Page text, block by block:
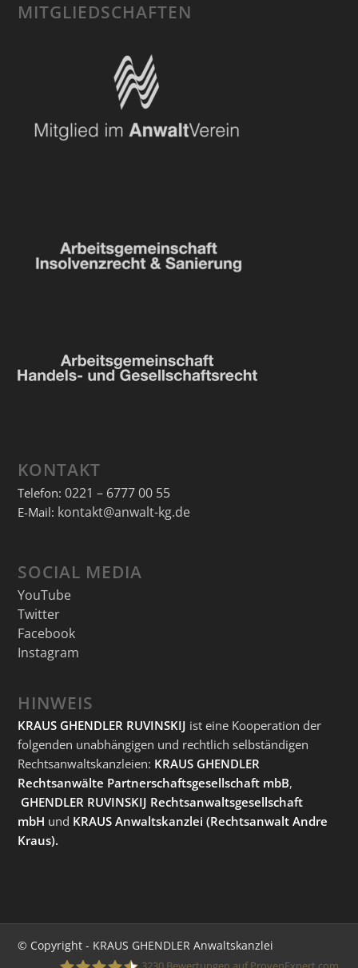
MITGLIEDSCHAFTEN
KONTAKT
Telefon: 0221 – 6777 00 55
E-Mail: kontakt@anwalt-kg.de
SOCIAL MEDIA
YouTube
Twitter
Facebook
Instagram
HINWEIS
KRAUS GHENDLER RUVINSKIJ ist eine Kooperation der
folgenden unabhängigen und rechtlich selbständigen
Rechtsanwaltskanzleien: KRAUS GHENDLER
Rechtsanwälte Partnerschaftsgesellschaft mbB,
GHENDLER RUVINSKIJ Rechtsanwaltsgesellschaft
mbH und KRAUS Anwaltskanzlei (Rechtsanwalt Andre
Kraus).
© Copyright - KRAUS GHENDLER Anwaltskanzlei